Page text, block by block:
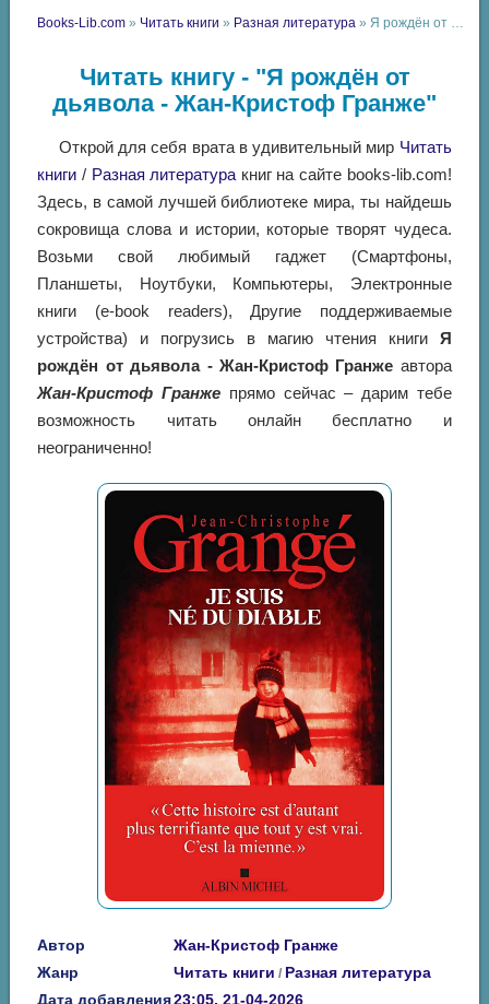
Books-Lib.com » Читать книги » Разная литература » Я рождён от дьявола - Жан-Кристоф Гранже
Читать книгу - "Я рождён от
дьявола - Жан-Кристоф Гранже"
Открой для себя врата в удивительный мир Читать
книги / Разная литература книг на сайте books-lib.com!
Здесь, в самой лучшей библиотеке мира, ты найдешь
сокровища слова и истории, которые творят чудеса.
Возьми свой любимый гаджет (Смартфоны,
Планшеты, Ноутбуки, Компьютеры, Электронные
книги (e-book readers), Другие поддерживаемые
устройства) и погрузись в магию чтения книги Я
рождён от дьявола - Жан-Кристоф Гранже автора
Жан-Кристоф Гранже прямо сейчас – дарим тебе
возможность читать онлайн бесплатно и
неограниченно!
Автор
Жан-Кристоф Гранже
Жанр
Читать книги / Разная литература
Дата добавления23:05, 21-04-2026